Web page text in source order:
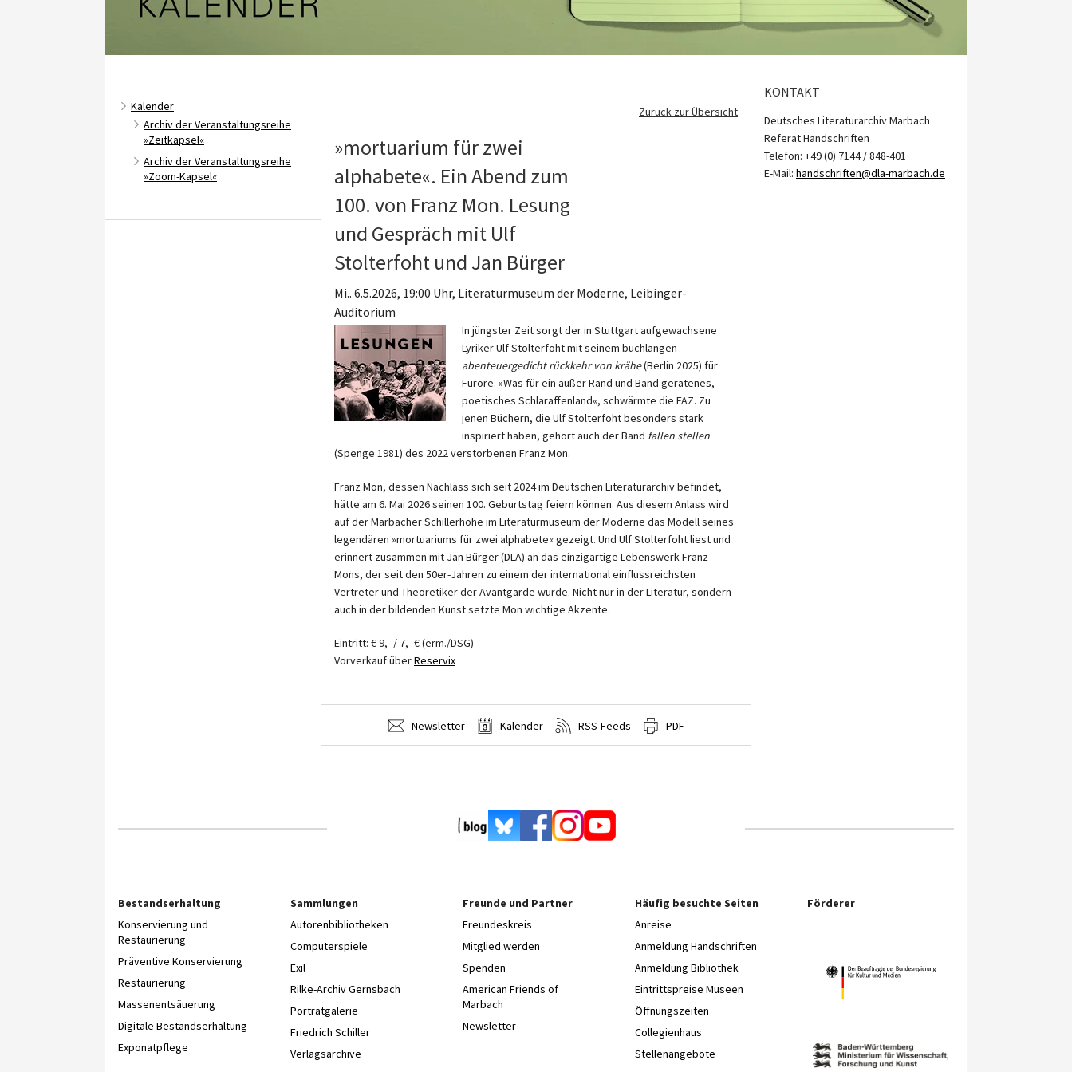
Kalender
Archiv der Veranstaltungsreihe
»Zeitkapsel«
Archiv der Veranstaltungsreihe
»Zoom-Kapsel«
Zurück zur Übersicht
»mortuarium für zwei
alphabete«. Ein Abend zum
100. von Franz Mon. Lesung
und Gespräch mit Ulf
Stolterfoht und Jan Bürger
Mi.. 6.5.2026, 19:00 Uhr, Literaturmuseum der Moderne, Leibinger-
Auditorium
In jüngster Zeit sorgt der in Stuttgart aufgewachsene
Lyriker Ulf Stolterfoht mit seinem buchlangen
abenteuergedicht rückkehr von krähe(Berlin 2025) für
Furore. »Was für ein außer Rand und Band geratenes,
poetisches Schlaraffenland«, schwärmte die FAZ. Zu
jenen Büchern, die Ulf Stolterfoht besonders stark
inspiriert haben, gehört auch der Band fallen stellen
(Spenge 1981) des 2022 verstorbenen Franz Mon.
Franz Mon, dessen Nachlass sich seit 2024 im Deutschen Literaturarchiv befindet,
hätte am 6. Mai 2026 seinen 100. Geburtstag feiern können. Aus diesem Anlass wird
auf der Marbacher Schillerhöhe im Literaturmuseum der Moderne das Modell seines
legendären »mortuariums für zwei alphabete« gezeigt. Und Ulf Stolterfoht liest und
erinnert zusammen mit Jan Bürger (DLA) an das einzigartige Lebenswerk Franz
Mons, der seit den 50er-Jahren zu einem der international einflussreichsten
Vertreter und Theoretiker der Avantgarde wurde. Nicht nur in der Literatur, sondern
auch in der bildenden Kunst setzte Mon wichtige Akzente.
Eintritt: € 9,- / 7,- € (erm./DSG)
Vorverkauf überReservix
Newsletter Kalender RSS-Feeds PDF
KONTAKT
Deutsches Literaturarchiv Marbach
Referat Handschriften
Telefon: +49 (0) 7144 / 848-401
E-Mail: handschriften@dla-marbach.de
Bestandserhaltung
Konservierung und
Restaurierung
Präventive Konservierung
Restaurierung
Massenentsäuerung
Digitale Bestandserhaltung
Exponatpflege
Sammlungen
Autorenbibliotheken
Computerspiele
Exil
Rilke-Archiv Gernsbach
Porträtgalerie
Friedrich Schiller
Verlagsarchive
Freunde und Partner
Freundeskreis
Mitglied werden
Spenden
American Friends of
Marbach
Newsletter
Häufig besuchte Seiten
Anreise
Anmeldung Handschriften
Anmeldung Bibliothek
Eintrittspreise Museen
Öffnungszeiten
Collegienhaus
Stellenangebote
Förderer